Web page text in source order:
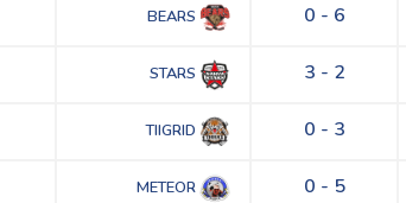
BEARS 0 - 6
STARS 3 - 2
TIIGRID 0 - 3
METEOR 0 - 5